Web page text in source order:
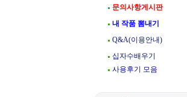
문의사항게시판
내 작품 뽐내기
Q&A(이용안내)
십자수배우기
사용후기 모음